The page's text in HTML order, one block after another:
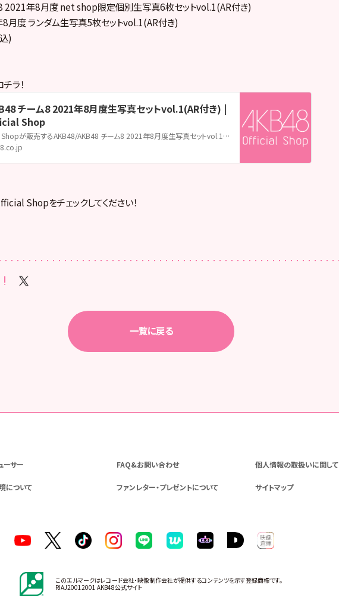
2021年8月度 net shop限定個別生写真6枚セットvol.1(AR付き)
月度 ランダム生写真5枚セットvol.1(AR付き)
)
ラ！
チーム8 2021年8月度生写真セットvol.1(AR付き) |
Shop
AKB48 Official Shopが販売するAKB48/AKB48 チーム8 2021年8月度生写真セットvol.1(AR付き)の販売ページです。AKB48 Official ShopはAKB48の公式通販サイトです。メンバー個別グッズやライブグッズ、生誕グッズ、生写真をはじめ、CDやDVD&Blu-rayも取扱い中！
Shopをチェックしてください！
一覧に戻る
ーサー FAQ&お問い合わせ 個人情報の取扱いに関して
について ファンレター・プレゼントについて サイトマップ
このエルマークはレコード会社・映像制作会社が提供するコンテンツを示す登録商標です。
RIAJ20012001 AKB48公式サイト